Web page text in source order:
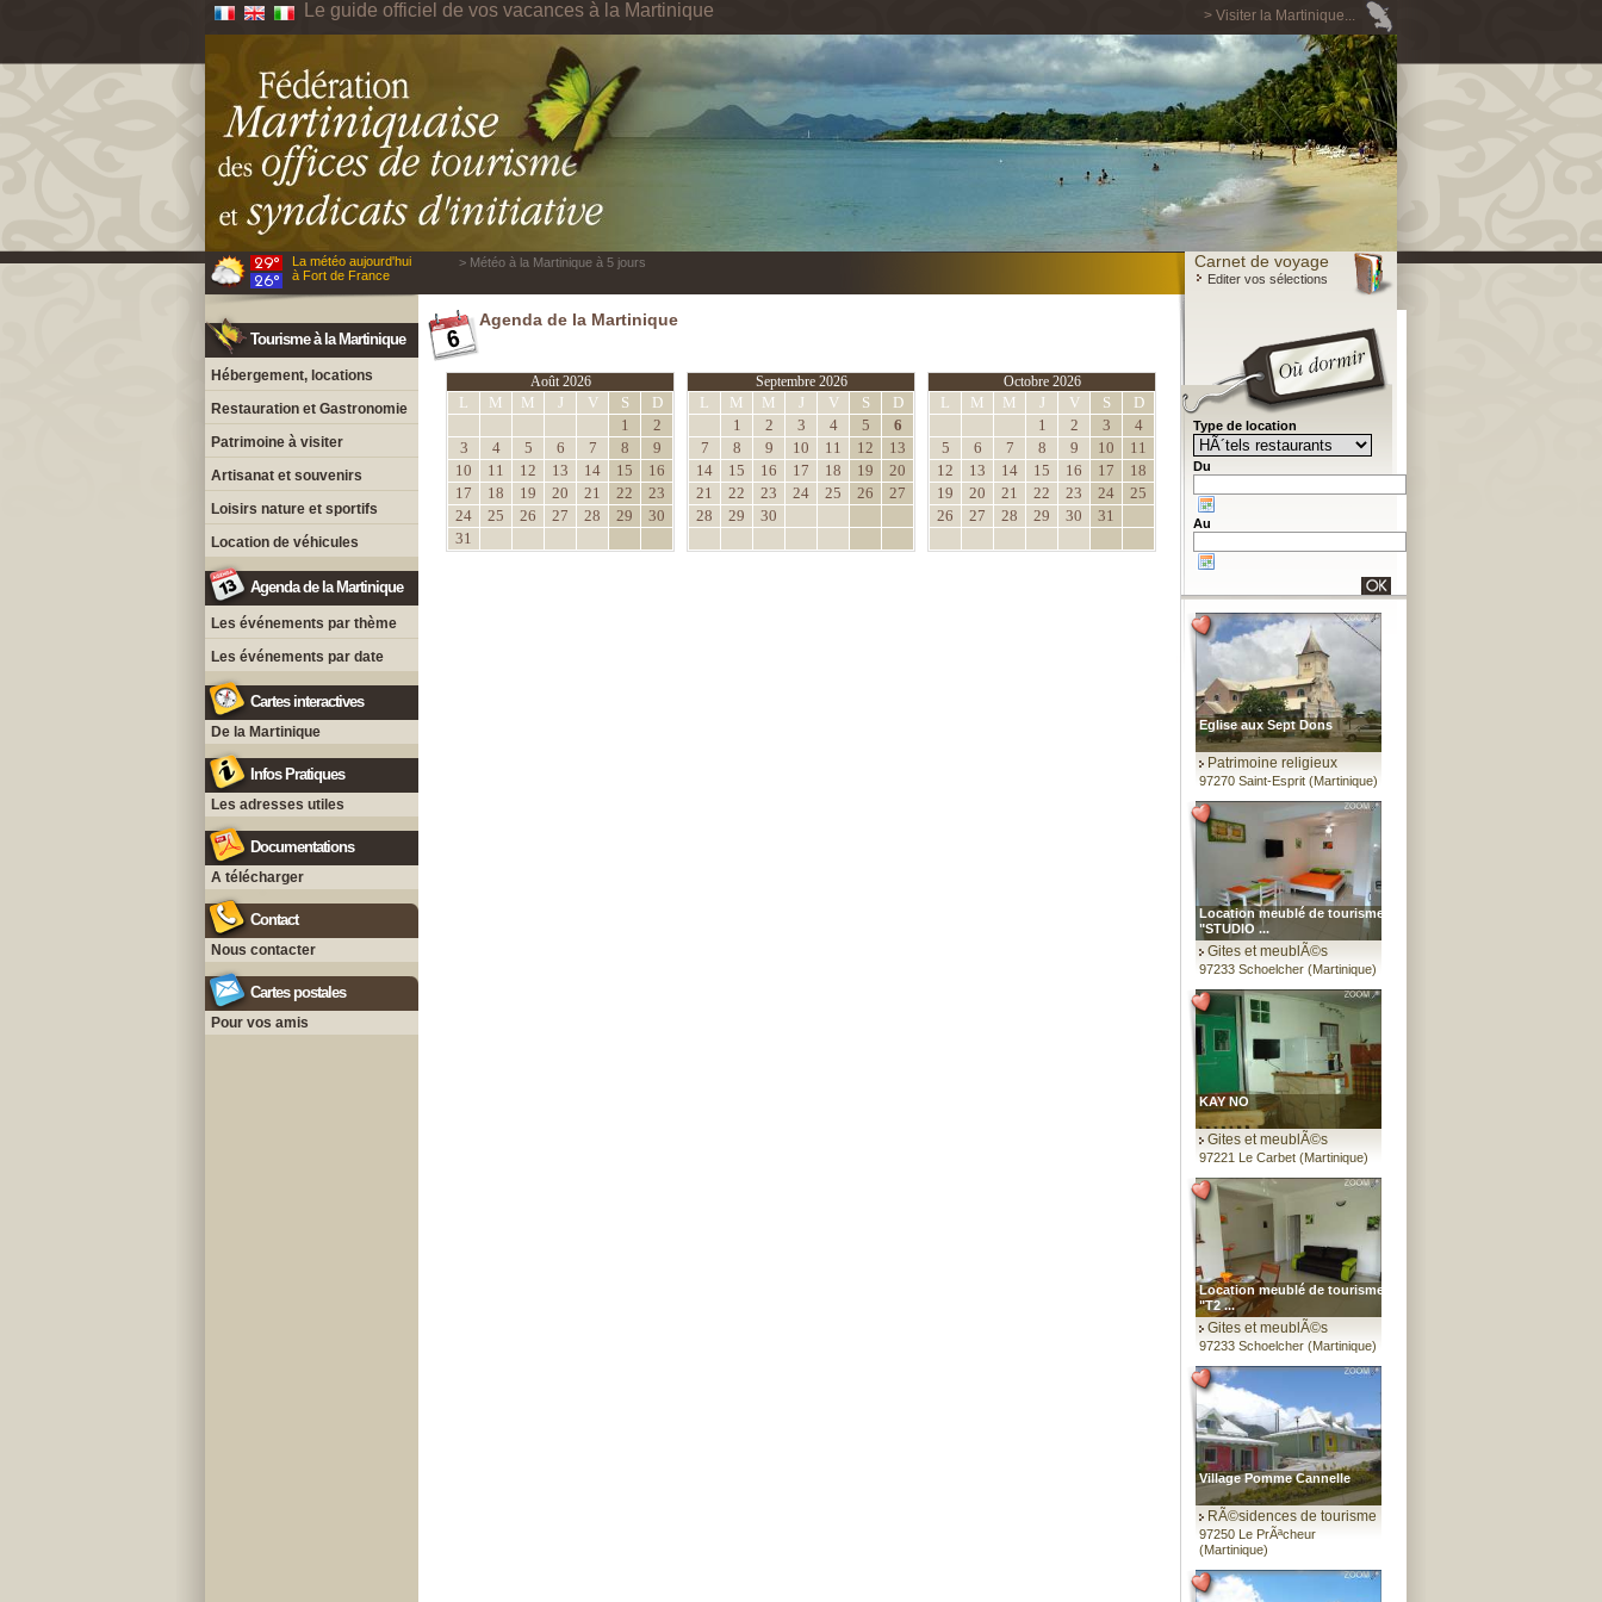
> Visiter la Martinique...
Le guide officiel de vos vacances à la Martinique
La météo aujourd'hui
à Fort de France
> Météo à la Martinique à 5 jours Carnet de voyage
Editer vos sélections
Tourisme à la Martinique
Hébergement, locations
Restauration et Gastronomie
Patrimoine à visiter
Artisanat et souvenirs
Loisirs nature et sportifs
Location de véhicules
Agenda de la Martinique
Les événements par thème
Les événements par date
Cartes interactives
De la Martinique
Infos Pratiques
Les adresses utiles
Documentations
A télécharger
Contact
Nous contacter
Cartes postales
Pour vos amis
Agenda de la Martinique
Août 2026
L M M J V S
D
1
2
3
4 5 6 7 8
9
10
11 12 13 14 15
16
17
18 19 20 21 22
23
24
25 26 27 28 29
30
31
Septembre 2026
L M M J V S
D
1
2 3 4 5
6
7
8 9 10 11 12
13
14
15 16 17 18 19
20
21
22 23 24 25 26
27
28
29 30
Octobre 2026
L M M J V S
D
1
2 3
4
5
6 7 8 9 10
11
12
13 14 15 16 17
18
19
20 21 22 23 24
25
26
27 28 29 30 31
Type de location
Du
Au
Eglise aux Sept Dons
Patrimoine religieux
97270 Saint-Esprit (Martinique)
Location meublé de tourisme
"STUDIO ...
Gites et meublÃ©s
97233 Schoelcher (Martinique)
KAY NO
Gites et meublÃ©s
97221 Le Carbet (Martinique)
Location meublé de tourisme
"T2 ...
Gites et meublÃ©s
97233 Schoelcher (Martinique)
Village Pomme Cannelle
RÃ©sidences de tourisme
97250 Le PrÃªcheur
(Martinique)